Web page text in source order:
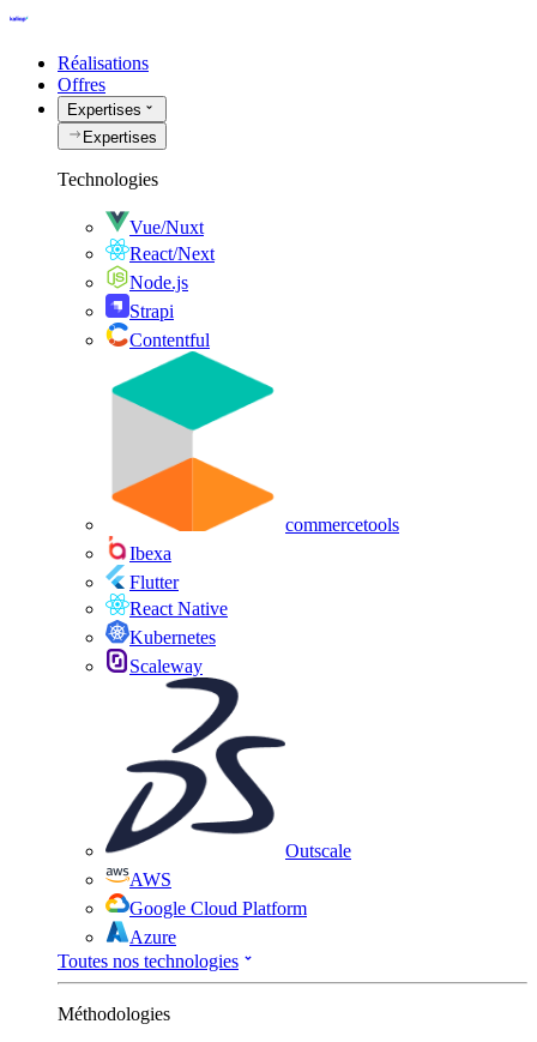
Réalisations
Offres
Expertises
Expertises
Technologies
Vue/Nuxt
React/Next
Node.js
Strapi
Contentful
commercetools
Ibexa
Flutter
React Native
Kubernetes
Scaleway
Outscale
AWS
Google Cloud Platform
Azure
Toutes nos technologies
Méthodologies